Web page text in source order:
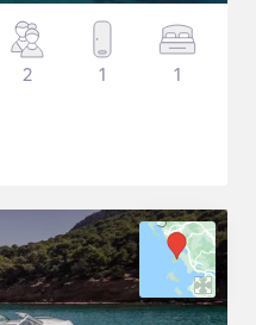
2 1 1